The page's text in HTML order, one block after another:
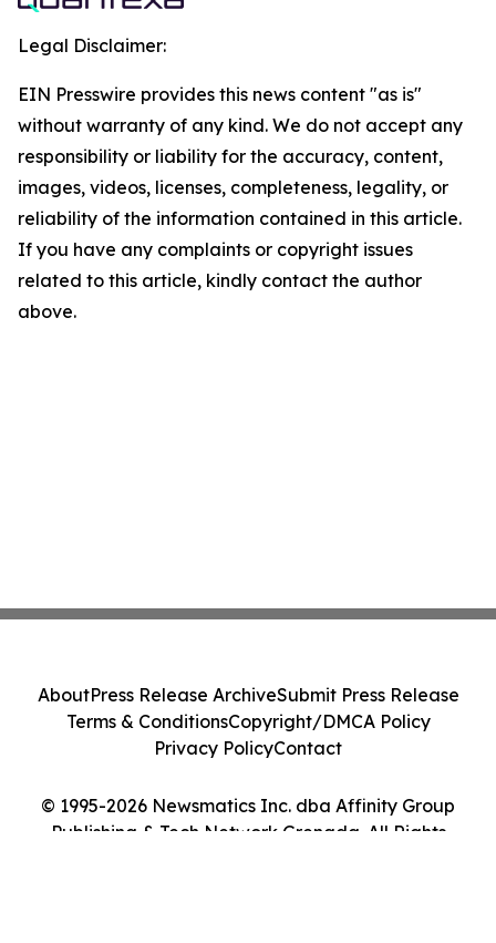
Legal Disclaimer:
EIN Presswire provides this news content "as is"
without warranty of any kind. We do not accept any
responsibility or liability for the accuracy, content,
images, videos, licenses, completeness, legality, or
reliability of the information contained in this article.
If you have any complaints or copyright issues
related to this article, kindly contact the author
above.
© 1995-2026 Newsmatics Inc. dba Affinity Group
Publishing & Tech Network Grenada. All Rights
AboutPress Release ArchiveSubmit Press Release
Terms & ConditionsCopyright/DMCA Policy
Privacy PolicyContact